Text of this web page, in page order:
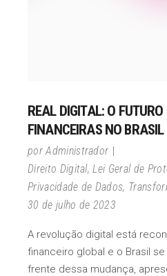
REAL DIGITAL: O
FINANCEIRAS NO BRASIL
porAdministrador
Direito Digital,Lei Geral de
Privacidade de Dados,
30 de julho de 2023
A revolução digital está
financeiro global e o Brasil
frente dessa mudança,